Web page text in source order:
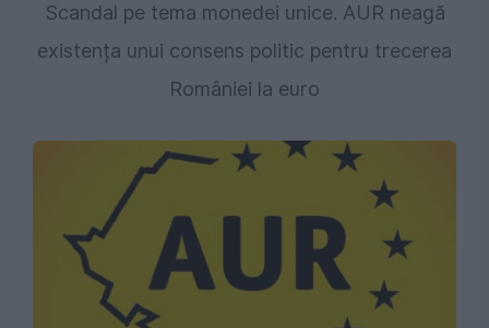
Scandal pe tema monedei unice. AUR neagă
existența unui consens politic pentru trecerea
României la euro